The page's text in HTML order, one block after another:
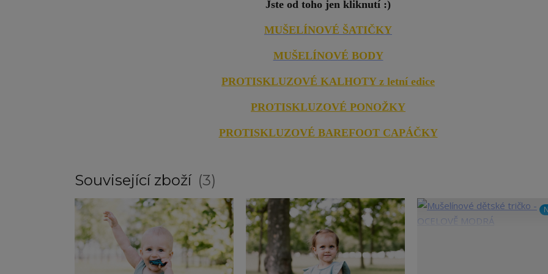
Jste od toho jen kliknutí :)
MUŠELÍNOVÉ ŠATIČKY
MUŠELÍNOVÉ BODY
PROTISKLUZOVÉ KALHOTY z letní edice
PROTISKLUZOVÉ PONOŽKY
PROTISKLUZOVÉ BAREFOOT CAPÁČKY
Související zboží 3